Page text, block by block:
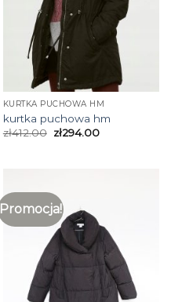
KURTKA PUCHOWA HM
kurtka puchowa hm
zł412.00 zł294.00
Promocja!